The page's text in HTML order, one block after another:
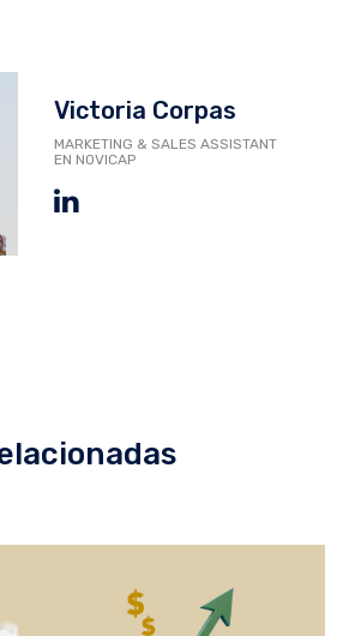
Victoria Corpas
MARKETING & SALES ASSISTANT
EN NOVICAP